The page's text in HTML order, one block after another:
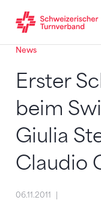
Zum Inhalt springen
Zur Sitemap
Zum Navigieren
News
Erster
beim
Giulia
Claudio
06.11.2011